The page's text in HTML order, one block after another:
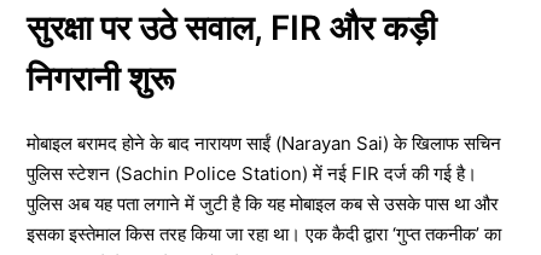
सुरक्षा पर उठे सवाल, FIR और कड़ी
निगरानी शुरू
मोबाइल बरामद होने के बाद नारायण साईं (Narayan Sai) के खिलाफ सचिन
पुलिस स्टेशन (Sachin Police Station) में नई FIR दर्ज की गई है।
पुलिस अब यह पता लगाने में जुटी है कि यह मोबाइल कब से उसके पास था और
इसका इस्तेमाल किस तरह किया जा रहा था। एक कैदी द्वारा ‘गुप्त तकनीक’ का